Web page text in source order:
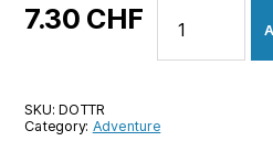
7.30 CHF
the
Remastered
SKU:DOTTR
Category: Adventure